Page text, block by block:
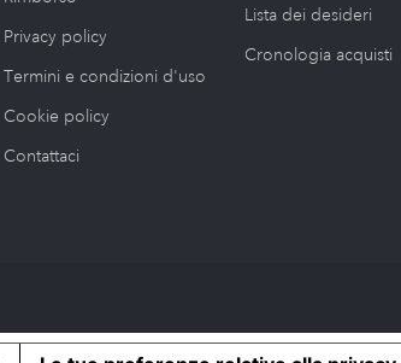
Privacy policy
Termini e condizioni d'uso
Cookie policy
Contattaci
Lista dei desideri
Cronologia acquisti